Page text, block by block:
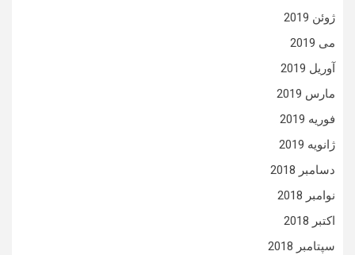
ژوئن 2019
می 2019
آوریل 2019
مارس 2019
فوریه 2019
ژانویه 2019
دسامبر 2018
نوامبر 2018
اکتبر 2018
سپتامبر 2018